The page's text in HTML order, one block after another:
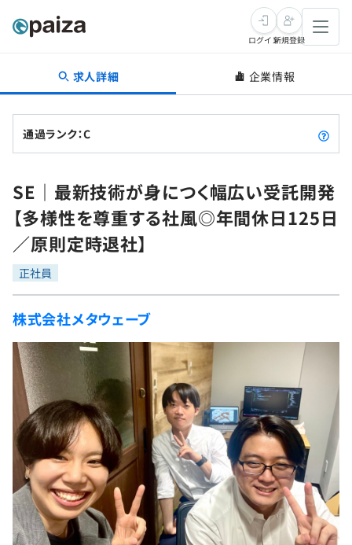
転職・キャリア
転職成功ガイド
転職エージェント
インタビュー
転職成功ガイド
新卒就活
求人検索
本選考
インターン
新卒エージェント
イベント・セミナー
インタビュー
就活成功ガイド
学習
問題集
4択課題
ナレッジ
リファレンス
プラン
個人向けプラン
法人向けプラン
プログラミング言語
評価結果一覧
再チャレンジ結果一覧
ゲーム・マンガ
Tech Team Journal
paiza times
note
paizaとは？
ログイン新規登録
求人詳細 企業情報
通過ランク：C
SE｜最新技術が身につく幅広い受託開発
【多様性を尊重する社風◎年間休日125日
／原則定時退社】
正社員
株式会社メタウェーブ